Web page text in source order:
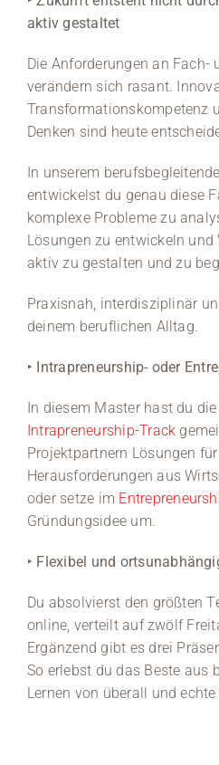
aktiv gestaltet
Die Anforderungen an Fach-
verändern sich rasant.
Transformationskompetenz
Denken sind heute
In unserem
entwickelst du genau diese
komplexe Probleme zu
Lösungen zu entwickeln und
aktiv zu gestalten und zu
Praxisnah, interdisziplinär
deinem beruflichen Alltag.
‣ Intrapreneurship- oder
In diesem Master hast du
Intrapreneurship-Track
Projektpartnern Lösungen
Herausforderungen aus
oder setze im
Gründungsidee um.
‣ Flexibel und
Du absolvierst den größten
online, verteilt auf zwölf
Ergänzend gibt es drei
So erlebst du das Beste aus
Lernen von überall und